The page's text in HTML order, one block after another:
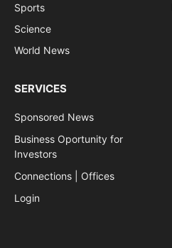
Sports
Science
World News
SERVICES
Sponsored News
Business Oportunity for
Investors
Connections | Offices
Login